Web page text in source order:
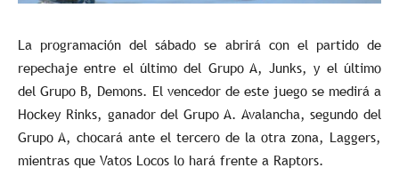
La programación del sábado se abrirá con el partido de
repechaje entre el último del Grupo A, Junks, y el último
del Grupo B, Demons. El vencedor de este juego se medirá a
Hockey Rinks, ganador del Grupo A. Avalancha, segundo del
Grupo A, chocará ante el tercero de la otra zona, Laggers,
mientras que Vatos Locos lo hará frente a Raptors.